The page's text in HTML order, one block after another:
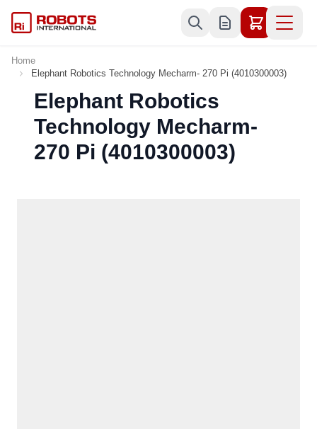
Home
Elephant Robotics Technology Mecharm- 270 Pi (4010300003)
Elephant Robotics
Technology Mecharm-
270 Pi (4010300003)